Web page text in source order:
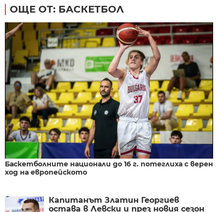
ОЩЕ ОТ: БАСКЕТБОЛ
Баскетболните национали до 16 г. потеглиха с верен
ход на европейското
Капитанът Златин Георгиев
остава в Левски и през новия сезон